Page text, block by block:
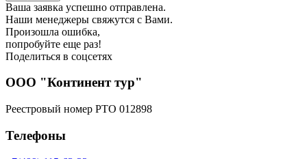
Ваша заявка успешно отправлена.
Наши менеджеры свяжутся с Вами.
Произошла ошибка,
попробуйте еще раз!
Поделиться в соцсетях
ООО "Континент тур"
Реестровый номер РТО 012898
Телефоны